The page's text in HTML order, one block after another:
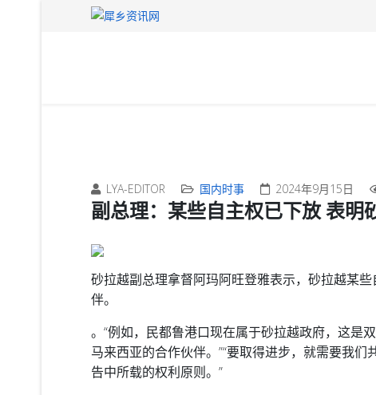
LYA-EDITOR 国内时事 2024年9月15日
副总理：某些自主权已下放 表明
砂拉越副总理拿督阿玛阿旺登雅表示，砂拉越某
伴。
。 “例如，民都鲁港口现在属于砂拉越政府，这是
马来西亚的合作伙伴。”“要取得进步，就需要我们
告中所载的权利原则。”